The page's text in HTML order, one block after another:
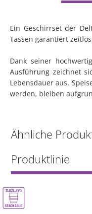
Ein Geschirrset der
Tassen garantiert
Dank seiner
Ausführung zeichnet
Lebensdauer aus.
werden, bleiben
Ähnliche
Produktlinie